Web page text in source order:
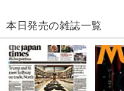
本日発売の雑誌一覧